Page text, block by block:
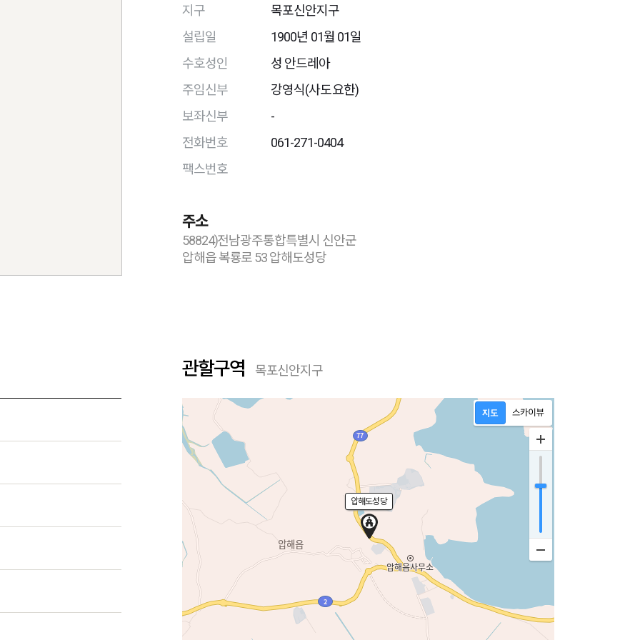
지구
목포신안지구
설립일
1900년 01월 01일
수호성인
성 안드레아
주임신부
강영식(사도요한)
보좌신부
-
전화번호
061-271-0404
팩스번호
주소
58824)전남광주통합특별시 신안군
압해읍 복룡로 53 압해도성당
관할구역 목포신안지구
압해도성당